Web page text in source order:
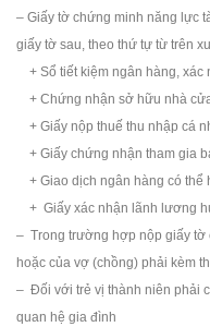
– Giấy tờ chứng minh năng lực
giấy tờ sau, theo thứ tự từ trên
+ Sổ tiết kiệm ngân hàng, xác
+ Chứng nhận sở hữu nhà
+ Giấy nộp thuế thu nhập cá
+ Giấy chứng nhận tham gia
+ Giao dịch ngân hàng có thể
+ Giấy xác nhận lãnh lương
– Trong trường hợp nộp giấy tờ
hoặc của vợ (chồng) phải kèm
– Đối với trẻ vị thành niên phải
quan hệ gia đình